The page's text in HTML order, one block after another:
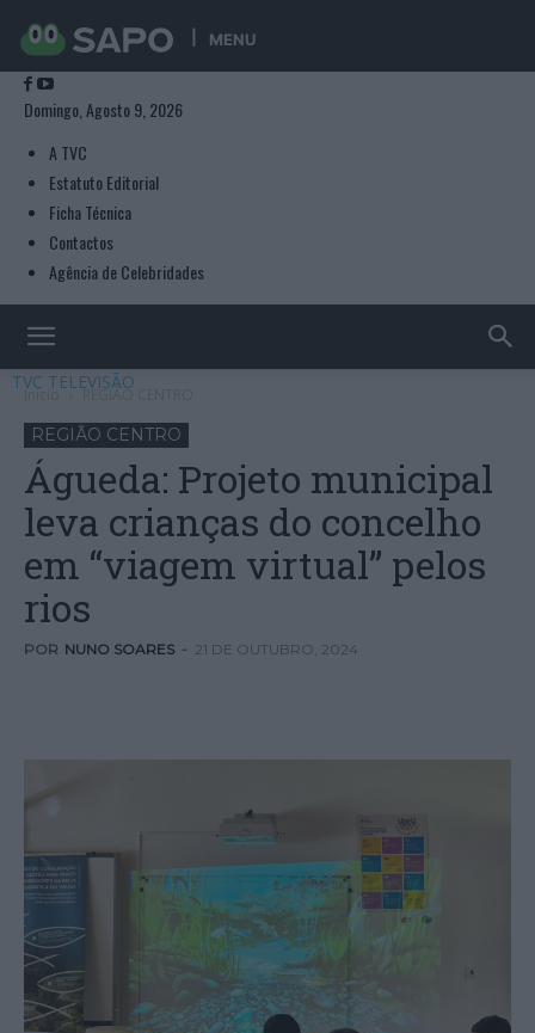
MENU
Domingo, Agosto 9, 2026
A TVC
Estatuto Editorial
Ficha Técnica
Contactos
Agência de Celebridades
TVC TELEVISÃO
Início REGIÃO CENTRO
REGIÃO CENTRO
Águeda: Projeto municipal
leva crianças do concelho
em “viagem virtual” pelos
rios
POR NUNO SOARES - 21 DE OUTUBRO, 2024